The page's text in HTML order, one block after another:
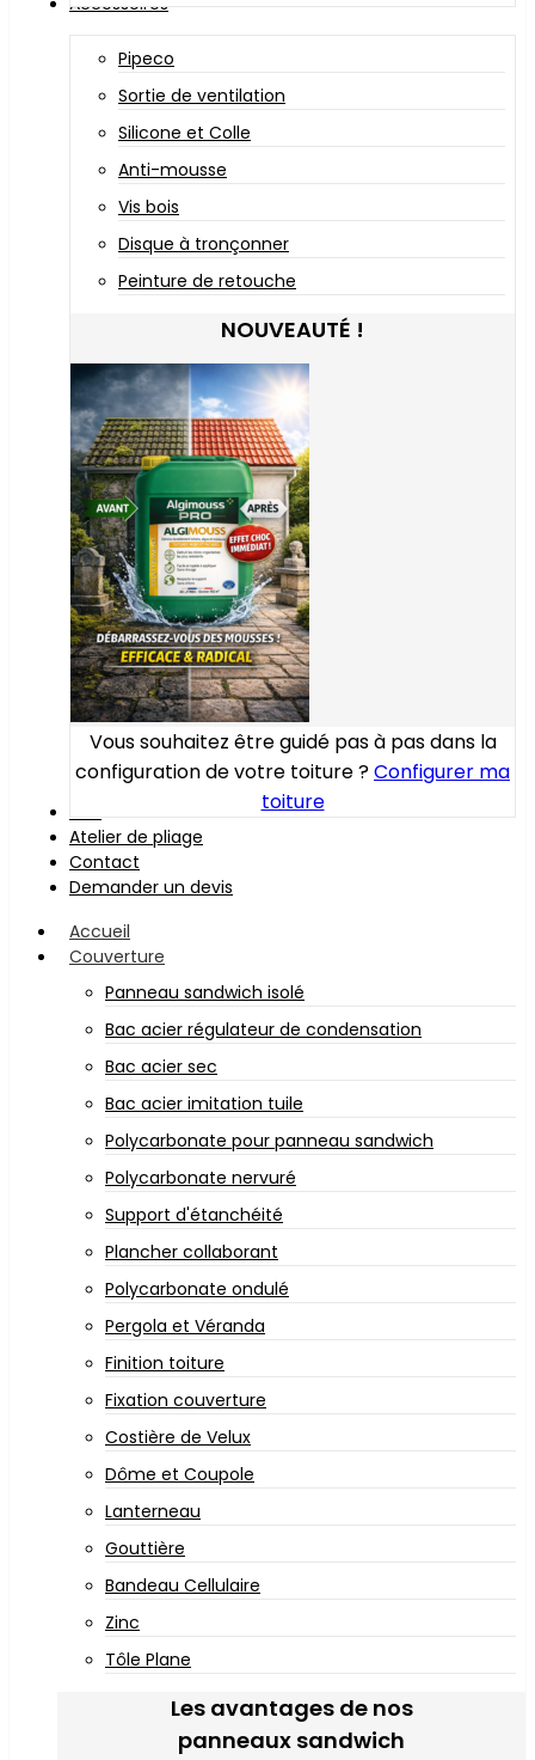
Pipeco
Sortie de ventilation
Silicone et Colle
Anti-mousse
Vis bois
Disque à tronçonner
Peinture de retouche
NOUVEAUTÉ !
Vous souhaitez être guidé pas à pas dans la
configuration de votre toiture ?Configurer ma
toiture
Atelier de pliage
Contact
Demander un devis
Accueil
Couverture
Panneau sandwich isolé
Bac acier régulateur de condensation
Bac acier sec
Bac acier imitation tuile
Polycarbonate pour panneau sandwich
Polycarbonate nervuré
Support d'étanchéité
Plancher collaborant
Polycarbonate ondulé
Pergola et Véranda
Finition toiture
Fixation couverture
Costière de Velux
Dôme et Coupole
Lanterneau
Gouttière
Bandeau Cellulaire
Zinc
Tôle Plane
Les avantages de nos
panneaux sandwich